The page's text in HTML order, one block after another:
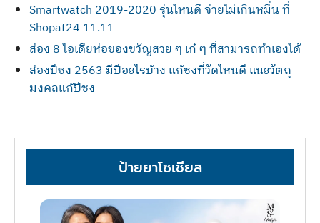
Smartwatch 2019-2020 รุ่นไหนดี จ่ายไม่เกินหมื่น ที่
Shopat24 11.11
ส่อง 8 ไอเดียห่อของขวัญสวย ๆ เก๋ ๆ ที่สามารถทำเองได้
ส่องปีชง 2563 มีปีอะไรบ้าง แก้ชงที่วัดไหนดี แนะวัตถุ
มงคลแก้ปีชง
ป้ายยาโซเชียล